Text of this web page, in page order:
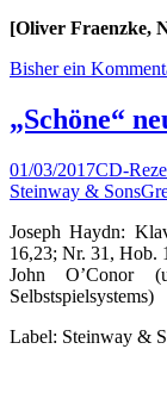
[Oliver Fraenzke,
Bisher ein
„Schöne“
01/03/2017CD-
Steinway & Sons
Joseph Haydn:
16,23; Nr. 31, Hob.
John O’Conor
Selbstspielsystems)
Label: Steinway &